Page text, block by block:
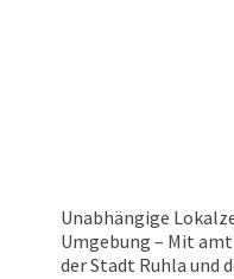
Unabhängige
Umgebung – Mit
der Stadt Ruhla und